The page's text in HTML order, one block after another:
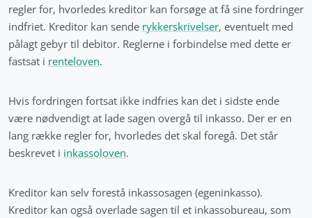
regler for, hvorledes kreditor kan forsøge at få sine fordringer
indfriet. Kreditor kan sende rykkerskrivelser, eventuelt med
pålagt gebyr til debitor. Reglerne i forbindelse med dette er
fastsat i renteloven.
Hvis fordringen fortsat ikke indfries kan det i sidste ende
være nødvendigt at lade sagen overgå til inkasso. Der er en
lang række regler for, hvorledes det skal foregå. Det står
beskrevet i inkassoloven.
Kreditor kan selv forestå inkassosagen (egeninkasso).
Kreditor kan også overlade sagen til et inkassobureau, som